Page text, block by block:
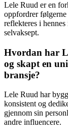
Lele Ruud er en
oppfordrer følgerne
reflekteres i
selvaksept.
Hvordan har
og skapt en
bransje?
Lele Ruud har
konsistent og
gjennom sin
andre influencere.